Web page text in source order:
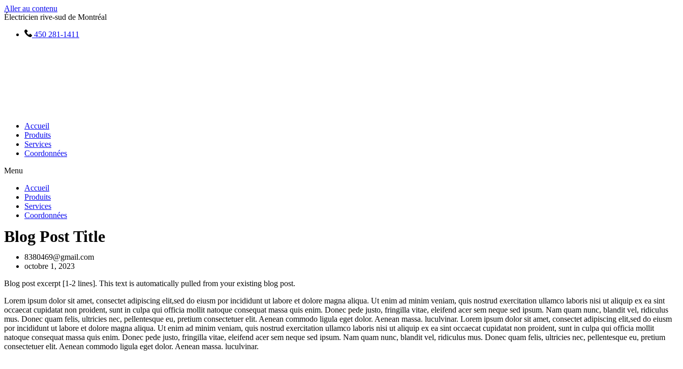
Aller au contenu
Électricien rive-sud de Montréal
450 281-1411
Accueil
Produits
Services
Coordonnées
Menu
Accueil
Produits
Services
Coordonnées
Blog Post Title
8380469@gmail.com
octobre 1, 2023
Blog post excerpt [1-2 lines]. This text is automatically pulled from your existing blog post.
Lorem ipsum dolor sit amet, consectet adipiscing elit,sed do eiusm por incididunt ut labore et dolore magna aliqua. Ut enim ad minim veniam, quis nostrud exercitation ullamco laboris nisi ut aliquip ex ea sint
occaecat cupidatat non proident, sunt in culpa qui officia mollit natoque consequat massa quis enim. Donec pede justo, fringilla vitae, eleifend acer sem neque sed ipsum. Nam quam nunc, blandit vel, ridiculus
mus. Donec quam felis, ultricies nec, pellentesque eu, pretium consectetuer elit. Aenean commodo ligula eget dolor. Aenean massa. luculvinar. Lorem ipsum dolor sit amet, consectet adipiscing elit,sed do eiusm
por incididunt ut labore et dolore magna aliqua. Ut enim ad minim veniam, quis nostrud exercitation ullamco laboris nisi ut aliquip ex ea sint occaecat cupidatat non proident, sunt in culpa qui officia mollit
natoque consequat massa quis enim. Donec pede justo, fringilla vitae, eleifend acer sem neque sed ipsum. Nam quam nunc, blandit vel, ridiculus mus. Donec quam felis, ultricies nec, pellentesque eu, pretium
consectetuer elit. Aenean commodo ligula eget dolor. Aenean massa. luculvinar.